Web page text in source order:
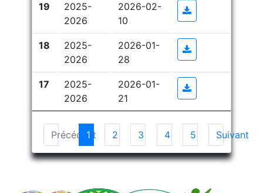
19
2025-
2026
2026-02-
10
Plus
18
2025-
2026
2026-01-
28
Plus
17
2025-
2026
2026-01-
21
Plus
Précédent
1 2 3 4 5 Suivant